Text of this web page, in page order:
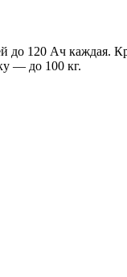
до 120 Ач каждая.
— до 100 кг.